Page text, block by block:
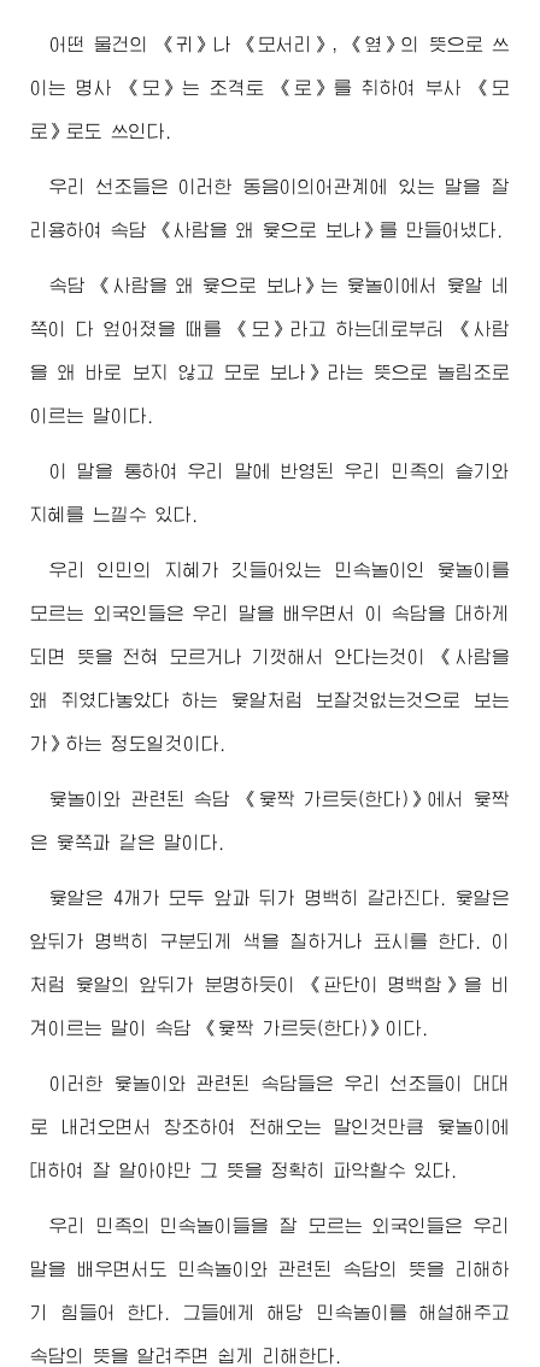
어떤 물건의 《귀》나 《모서리》, 《옆》의 뜻으로 쓰
이는 명사 《모》는 조격토 《로》를 취하여 부사 《모
로》로도 쓰인다.
우리 선조들은 이러한 동음이의어관계에 있는 말을 잘
리용하여 속담 《사람을 왜 윷으로 보나》를 만들어냈다.
속담 《사람을 왜 윷으로 보나》는 윷놀이에서 윷알 네
쪽이 다 엎어졌을 때를 《모》라고 하는데로부터 《사람
을 왜 바로 보지 않고 모로 보나》라는 뜻으로 놀림조로
이르는 말이다.
이 말을 통하여 우리 말에 반영된 우리 민족의 슬기와
지혜를 느낄수 있다.
우리 인민의 지혜가 깃들어있는 민속놀이인 윷놀이를
모르는 외국인들은 우리 말을 배우면서 이 속담을 대하게
되면 뜻을 전혀 모르거나 기껏해서 안다는것이 《사람을
왜 쥐였다놓았다 하는 윷알처럼 보잘것없는것으로 보는
가》하는 정도일것이다.
윷놀이와 관련된 속담 《윷짝 가르듯(한다)》에서 윷짝
은 윷쪽과 같은 말이다.
윷알은 4개가 모두 앞과 뒤가 명백히 갈라진다. 윷알은
앞뒤가 명백히 구분되게 색을 칠하거나 표시를 한다. 이
처럼 윷알의 앞뒤가 분명하듯이 《판단이 명백함》을 비
겨이르는 말이 속담 《윷짝 가르듯(한다)》이다.
이러한 윷놀이와 관련된 속담들은 우리 선조들이 대대
로 내려오면서 창조하여 전해오는 말인것만큼 윷놀이에
대하여 잘 알아야만 그 뜻을 정확히 파악할수 있다.
우리 민족의 민속놀이들을 잘 모르는 외국인들은 우리
말을 배우면서도 민속놀이와 관련된 속담의 뜻을 리해하
기 힘들어 한다. 그들에게 해당 민속놀이를 해설해주고
속담의 뜻을 알려주면 쉽게 리해한다.